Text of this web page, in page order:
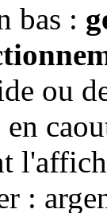
bas :
ou
en
: